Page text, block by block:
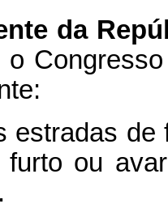
da
o
estradas
ou